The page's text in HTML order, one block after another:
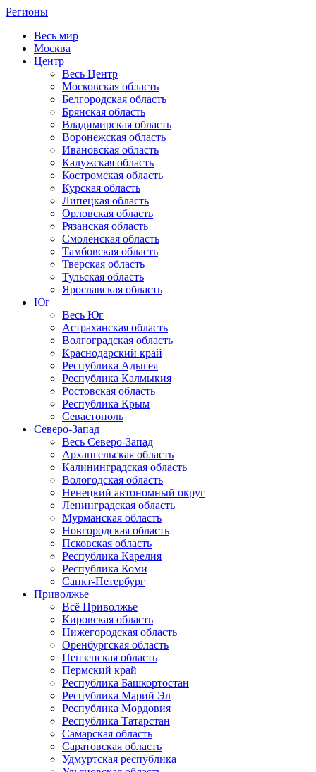
Регионы
Весь мир
Москва
Центр
Весь Центр
Московская область
Белгородская область
Брянская область
Владимирская область
Воронежская область
Ивановская область
Калужская область
Костромская область
Курская область
Липецкая область
Орловская область
Рязанская область
Смоленская область
Тамбовская область
Тверская область
Тульская область
Ярославская область
Юг
Весь Юг
Астраханская область
Волгоградская область
Краснодарский край
Республика Адыгея
Республика Калмыкия
Ростовская область
Республика Крым
Севастополь
Северо-Запад
Весь Северо-Запад
Архангельская область
Калининградская область
Вологодская область
Ненецкий автономный округ
Ленинградская область
Мурманская область
Новгородская область
Псковская область
Республика Карелия
Республика Коми
Санкт-Петербург
Приволжье
Всё Приволжье
Кировская область
Нижегородская область
Оренбургская область
Пензенская область
Пермский край
Республика Башкортостан
Республика Марий Эл
Республика Мордовия
Республика Татарстан
Самарская область
Саратовская область
Удмуртская республика